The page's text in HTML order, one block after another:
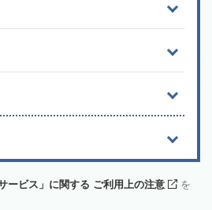
ービス」に関する ご利用上の注意
を